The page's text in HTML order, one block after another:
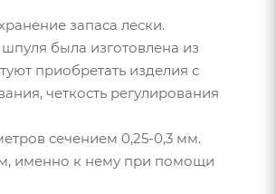
запаса лески.
была изготовлена из
приобретать изделия с
четкость регулирования
сечением 0,25-0,3 мм.
именно к нему при помощи